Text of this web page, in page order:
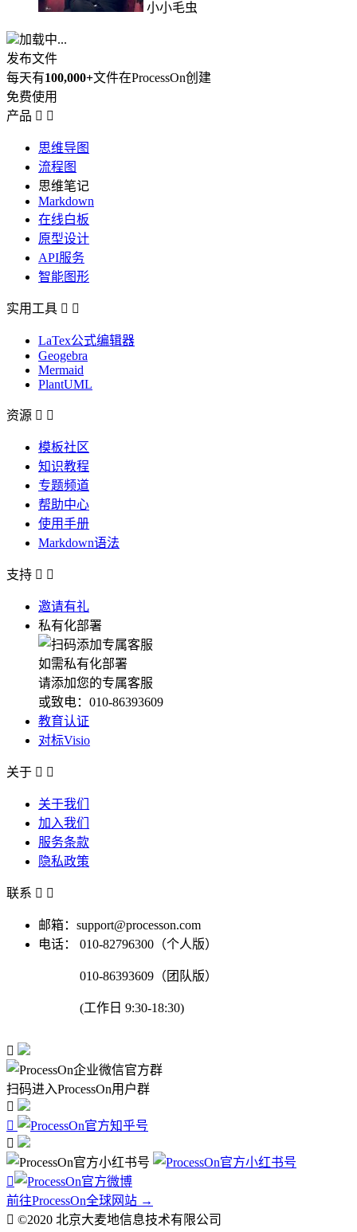
小小毛虫
加载中...
发布文件
每天有100,000+文件在ProcessOn创建
免费使用
产品  
思维导图
流程图
思维笔记
Markdown
在线白板
原型设计
API服务
智能图形
实用工具  
LaTex公式编辑器
Geogebra
Mermaid
PlantUML
资源  
模板社区
知识教程
专题频道
帮助中心
使用手册
Markdown语法
支持  
邀请有礼
私有化部署
如需私有化部署
请添加您的专属客服
或致电：010-86393609
教育认证
对标Visio
关于  
关于我们
加入我们
服务条款
隐私政策
联系  
邮箱：support@processon.com
电话：
010-82796300（个人版）
010-86393609（团队版）
(工作日 9:30-18:30)

扫码进入ProcessOn用户群




前往ProcessOn全球网站 →
 ©2020 北京大麦地信息技术有限公司